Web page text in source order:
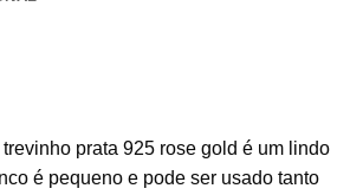
trevinho prata 925 rose gold é um lindo
é pequeno e pode ser usado tanto